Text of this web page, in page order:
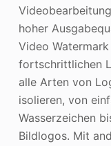
hoher
Video
fortschrittlichen
alle Arten von
isolieren, von
Wasserzeichen
Bildlogos. Mit